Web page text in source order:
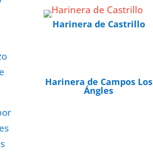
Harinera de Castrillo
Harinera de Campos Los
Ángles